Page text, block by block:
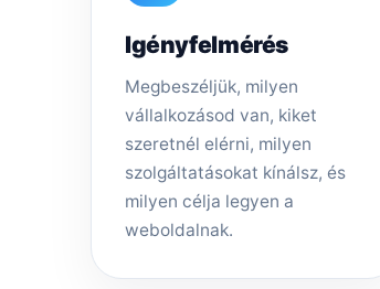
Igényfelmérés
Megbeszéljük, milyen
vállalkozásod van, kiket
szeretnél elérni, milyen
szolgáltatásokat kínálsz, és
milyen célja legyen a
weboldalnak.